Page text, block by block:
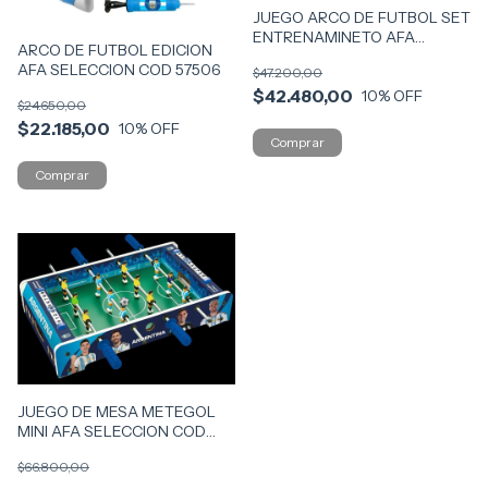
ARCO DE FUTBOL EDICION
AFA SELECCION COD 57506
$22.185,00
$24.650,00
10% OFF
JUEGO ARCO DE FUTBOL SET
ENTRENAMINETO AFA
$42.480,00
$47.200,00
10% OFF
JUEGO DE MESA METEGOL
MINI AFA SELECCION COD
$66.800,00